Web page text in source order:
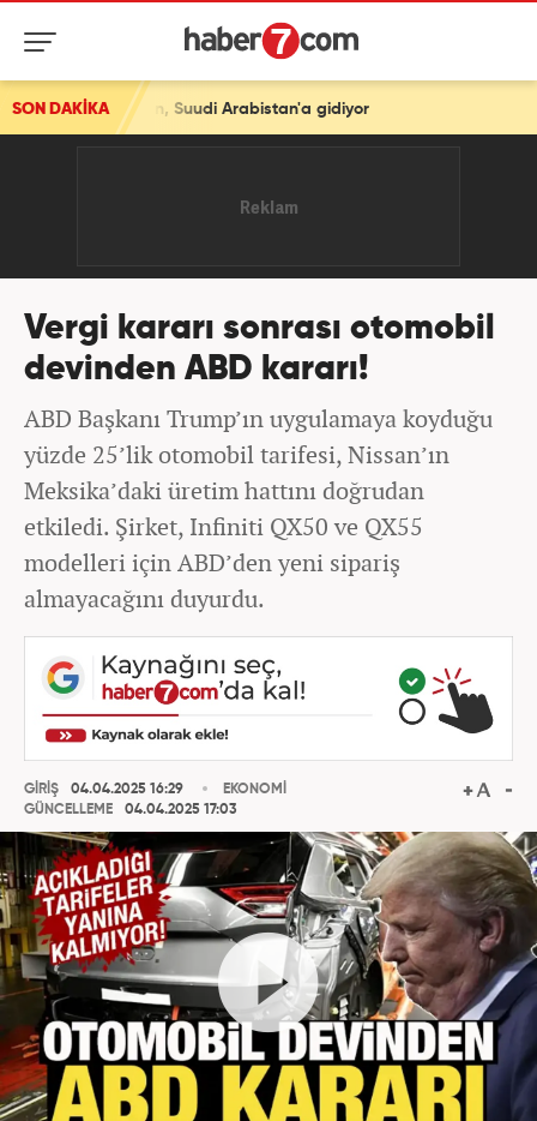
SON DAKİKA
Suudi Arabistan'a gidiyor
Vergi kararı sonrası otomobil
devinden ABD kararı!
ABD Başkanı Trump’ın uygulamaya koyduğu
yüzde 25’lik otomobil tarifesi, Nissan’ın
Meksika’daki üretim hattını doğrudan
etkiledi. Şirket, Infiniti QX50 ve QX55
modelleri için ABD’den yeni sipariş
almayacağını duyurdu.
GİRİŞ
04.04.2025 16:29
GÜNCELLEME
04.04.2025 17:03
EKONOMİ